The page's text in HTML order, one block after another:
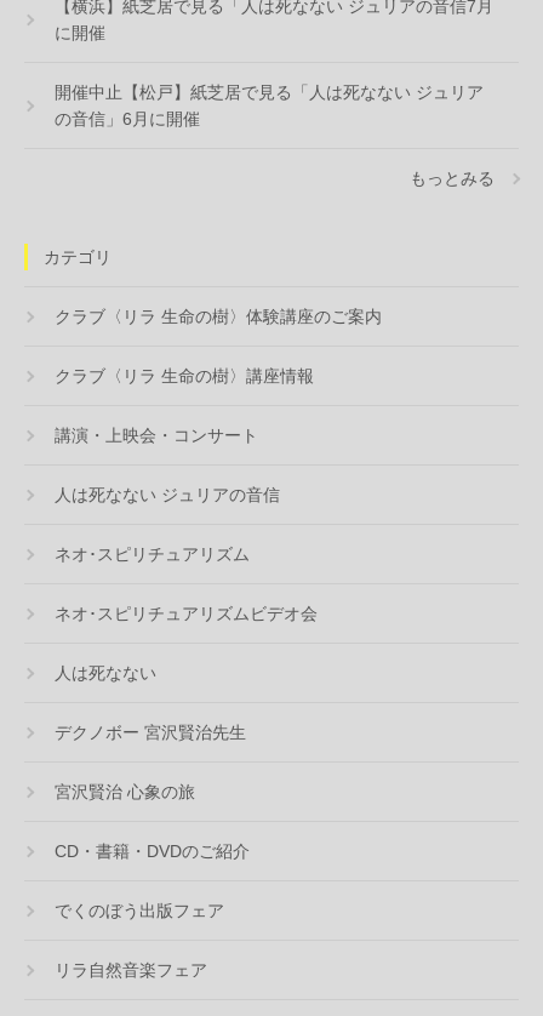
【横浜】紙芝居で見る「人は死なない ジュリアの音信7月
に開催
開催中止【松戸】紙芝居で見る「人は死なない ジュリア
の音信」6月に開催
もっとみる
カテゴリ
クラブ〈リラ 生命の樹〉体験講座のご案内
クラブ〈リラ 生命の樹〉講座情報
講演・上映会・コンサート
人は死なない ジュリアの音信
ネオ･スピリチュアリズム
ネオ･スピリチュアリズムビデオ会
人は死なない
デクノボー 宮沢賢治先生
宮沢賢治 心象の旅
CD・書籍・DVDのご紹介
でくのぼう出版フェア
リラ自然音楽フェア